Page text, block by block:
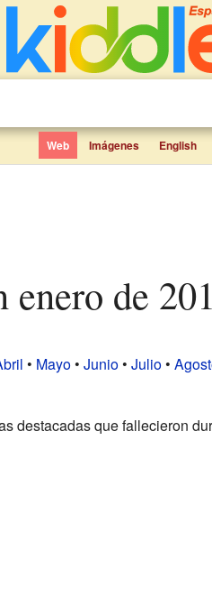
Web Imágenes English
enero de
• Mayo• Junio• Julio•
destacadas que fallecieron